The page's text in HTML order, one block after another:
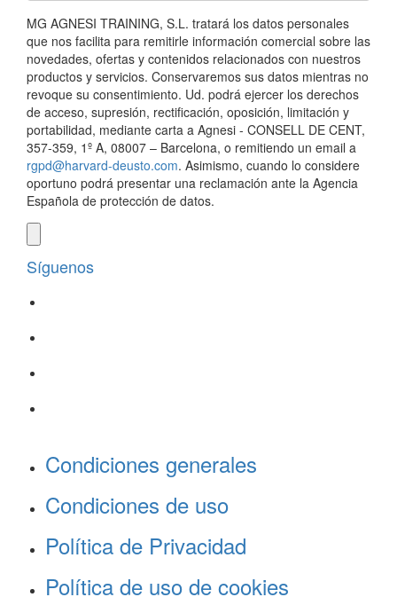
MG AGNESI TRAINING, S.L. tratará los datos personales
que nos facilita para remitirle información comercial sobre las
novedades, ofertas y contenidos relacionados con nuestros
productos y servicios. Conservaremos sus datos mientras no
revoque su consentimiento. Ud. podrá ejercer los derechos
de acceso, supresión, rectificación, oposición, limitación y
portabilidad, mediante carta a Agnesi - CONSELL DE CENT,
357-359, 1º A, 08007 – Barcelona, o remitiendo un email a
rgpd@harvard-deusto.com. Asimismo, cuando lo considere
oportuno podrá presentar una reclamación ante la Agencia
Española de protección de datos.
Síguenos
Condiciones generales
Condiciones de uso
Política de Privacidad
Política de uso de cookies